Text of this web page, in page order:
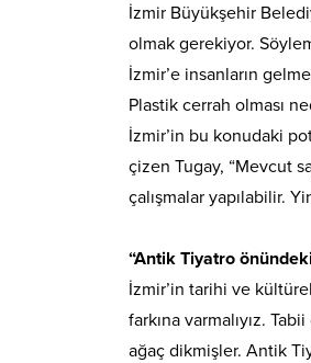
İzmir Büyükşehir
olmak gerekiyor.
İzmir’e insanların
Plastik cerrah olması
İzmir’in bu konudaki
çizen Tugay, “Mevcut
çalışmalar yapılabilir.
“Antik Tiyatro
İzmir’in tarihi ve
farkına varmalıyız.
ağaç dikmişler. Antik